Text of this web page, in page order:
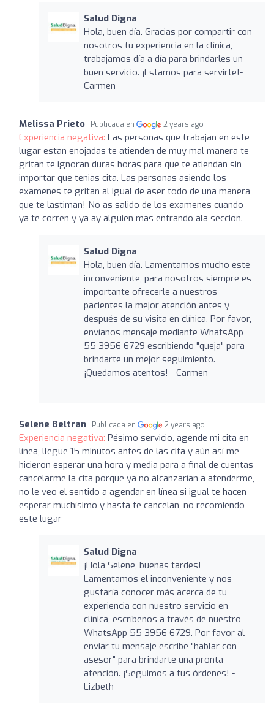
Salud Digna
Hola, buen día. Gracias por compartir con
nosotros tu experiencia en la clínica,
trabajamos día a día para brindarles un
buen servicio. ¡Estamos para servirte!-
Carmen
Melissa Prieto Publicada en 2 years ago
Experiencia negativa: Las personas que trabajan en este
lugar estan enojadas te atienden de muy mal manera te
gritan te ignoran duras horas para que te atiendan sin
importar que tenias cita. Las personas asiendo los
examenes te gritan al igual de aser todo de una manera
que te lastiman! No as salido de los examenes cuando
ya te corren y ya ay alguien mas entrando ala seccion.
Salud Digna
Hola, buen día. Lamentamos mucho este
inconveniente, para nosotros siempre es
importante ofrecerle a nuestros
pacientes la mejor atención antes y
después de su visita en clínica. Por favor,
envíanos mensaje mediante WhatsApp
55 3956 6729 escribiendo "queja" para
brindarte un mejor seguimiento.
¡Quedamos atentos! - Carmen
Selene Beltran Publicada en 2 years ago
Experiencia negativa: Pésimo servicio, agende mi cita en
línea, llegue 15 minutos antes de las cita y aún así me
hicieron esperar una hora y media para a final de cuentas
cancelarme la cita porque ya no alcanzarían a atenderme,
no le veo el sentido a agendar en línea si igual te hacen
esperar muchísimo y hasta te cancelan, no recomiendo
este lugar
Salud Digna
¡Hola Selene, buenas tardes!
Lamentamos el inconveniente y nos
gustaría conocer más acerca de tu
experiencia con nuestro servicio en
clínica, escríbenos a través de nuestro
WhatsApp 55 3956 6729. Por favor al
enviar tu mensaje escribe "hablar con
asesor" para brindarte una pronta
atención. ¡Seguimos a tus órdenes! -
Lizbeth